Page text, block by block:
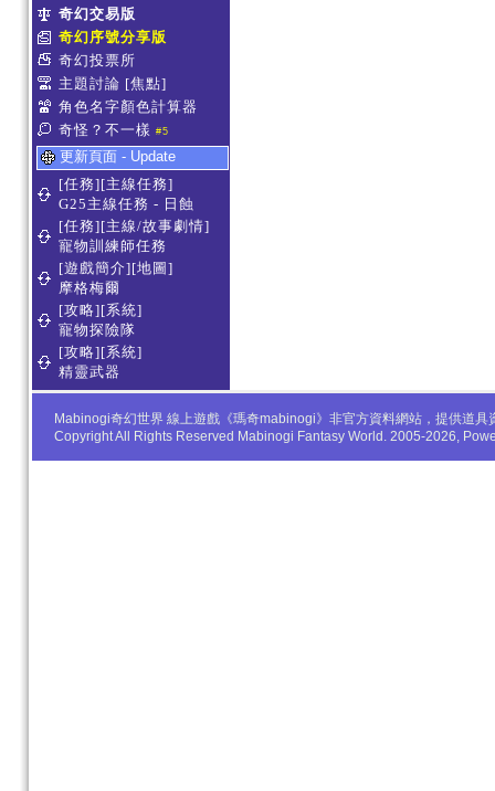
奇幻交易版
奇幻序號分享版
奇幻投票所
主題討論 [焦點]
角色名字顏色計算器
奇怪？不一樣 #5
更新頁面 - Update
[任務][主線任務]
G25主線任務 - 日蝕
[任務][主線/故事劇情]
寵物訓練師任務
[遊戲簡介][地圖]
摩格梅爾
[攻略][系統]
寵物探險隊
[攻略][系統]
精靈武器
Mabinogi奇幻世界 線上遊戲《瑪奇mabinogi》非官方資料網站，提供道
Copyright All Rights Reserved Mabinogi Fantasy World. 2005-2026,